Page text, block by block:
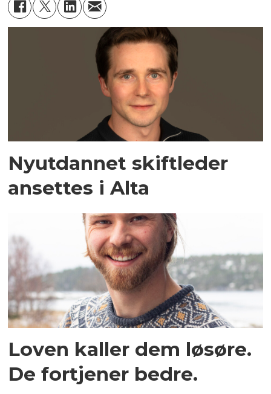
Nyutdannet skiftleder
ansettes i Alta
Loven kaller dem løsøre.
De fortjener bedre.